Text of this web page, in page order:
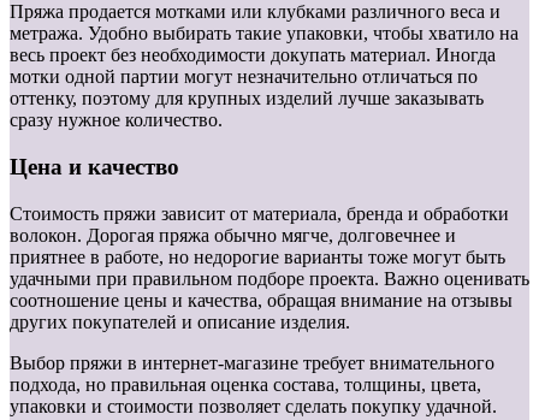
Пряжа продается мотками или клубками различного веса и
метража. Удобно выбирать такие упаковки, чтобы хватило на
весь проект без необходимости докупать материал. Иногда
мотки одной партии могут незначительно отличаться по
оттенку, поэтому для крупных изделий лучше заказывать
сразу нужное количество.
Цена и качество
Стоимость пряжи зависит от материала, бренда и обработки
волокон. Дорогая пряжа обычно мягче, долговечнее и
приятнее в работе, но недорогие варианты тоже могут быть
удачными при правильном подборе проекта. Важно оценивать
соотношение цены и качества, обращая внимание на отзывы
других покупателей и описание изделия.
Выбор пряжи в интернет-магазине требует внимательного
подхода, но правильная оценка состава, толщины, цвета,
упаковки и стоимости позволяет сделать покупку удачной.